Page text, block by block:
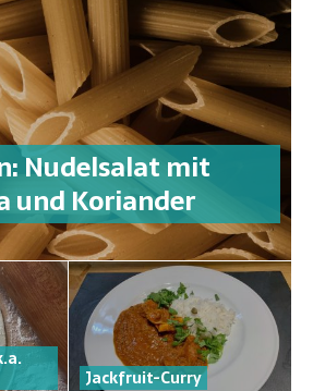
Nudelsalat mit
und Koriander
Jackfruit-Curry